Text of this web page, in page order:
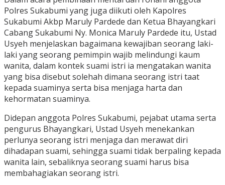
Polres Sukabumi yang juga diikuti oleh Kapolres
Sukabumi Akbp Maruly Pardede dan Ketua Bhayangkari
Cabang Sukabumi Ny. Monica Maruly Pardede itu, Ustad
Usyeh menjelaskan bagaimana kewajiban seorang laki-
laki yang seorang pemimpin wajib melindungi kaum
wanita, dalam kontek suami istri ia mengatakan wanita
yang bisa disebut solehah dimana seorang istri taat
kepada suaminya serta bisa menjaga harta dan
kehormatan suaminya.
Didepan anggota Polres Sukabumi, pejabat utama serta
pengurus Bhayangkari, Ustad Usyeh menekankan
perlunya seorang istri menjaga dan merawat diri
dihadapan suami, sehingga suami tidak berpaling kepada
wanita lain, sebaliknya seorang suami harus bisa
membahagiakan seorang istri.